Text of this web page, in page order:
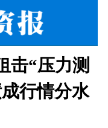
击“压力测
行情分水